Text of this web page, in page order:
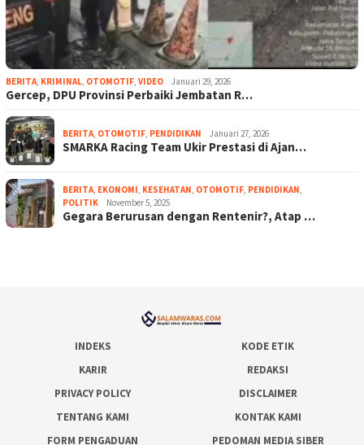
BERITA, KRIMINAL, OTOMOTIF, VIDEO Januari 29, 2026
Gercep, DPU Provinsi Perbaiki Jembatan R…
BERITA, OTOMOTIF, PENDIDIKAN Januari 27, 2026
SMARKA Racing Team Ukir Prestasi di Ajan…
BERITA, EKONOMI, KESEHATAN, OTOMOTIF, PENDIDIKAN,
POLITIK
November 5, 2025
Gegara Berurusan dengan Rentenir?, Atap …
INDEKS
KODE ETIK
KARIR
REDAKSI
PRIVACY POLICY
DISCLAIMER
TENTANG KAMI
KONTAK KAMI
FORM PENGADUAN
PEDOMAN MEDIA SIBER